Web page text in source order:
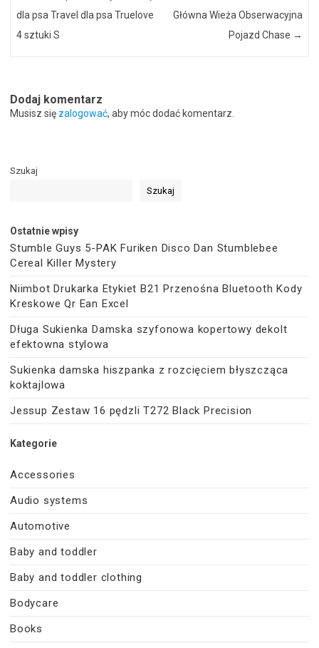
dla psa Travel dla psa Truelove
4 sztuki S
Główna Wieża Obserwacyjna
Pojazd Chase →
Dodaj komentarz
Musisz się zalogować, aby móc dodać komentarz.
Szukaj
Szukaj
Ostatnie wpisy
Stumble Guys 5-PAK Furiken Disco Dan Stumblebee
Cereal Killer Mystery
Niimbot Drukarka Etykiet B21 Przenośna Bluetooth Kody
Kreskowe Qr Ean Excel
Długa Sukienka Damska szyfonowa kopertowy dekolt
efektowna stylowa
Sukienka damska hiszpanka z rozcięciem błyszcząca
koktajlowa
Jessup Zestaw 16 pędzli T272 Black Precision
Kategorie
Accessories
Audio systems
Automotive
Baby and toddler
Baby and toddler clothing
Bodycare
Books